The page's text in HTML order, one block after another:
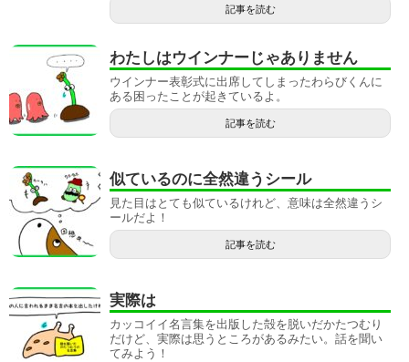
記事を読む
わたしはウインナーじゃありません
ウインナー表彰式に出席してしまったわらびくんに
ある困ったことが起きているよ。
記事を読む
似ているのに全然違うシール
見た目はとても似ているけれど、意味は全然違うシ
ールだよ！
記事を読む
実際は
カッコイイ名言集を出版した殻を脱いだかたつむり
だけど、実際は思うところがあるみたい。話を聞い
てみよう！